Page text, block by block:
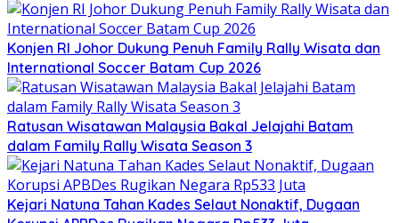
Konjen RI Johor Dukung Penuh Family Rally Wisata dan
International Soccer Batam Cup 2026
Ratusan Wisatawan Malaysia Bakal Jelajahi Batam
dalam Family Rally Wisata Season 3
Kejari Natuna Tahan Kades Selaut Nonaktif, Dugaan